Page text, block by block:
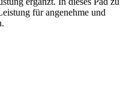
für angenehme und